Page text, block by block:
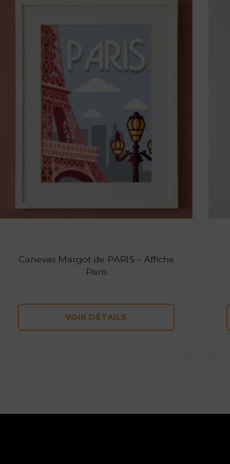
Canevas Margot de PARIS – Affiche
Paris
VOIR DÉTAILS